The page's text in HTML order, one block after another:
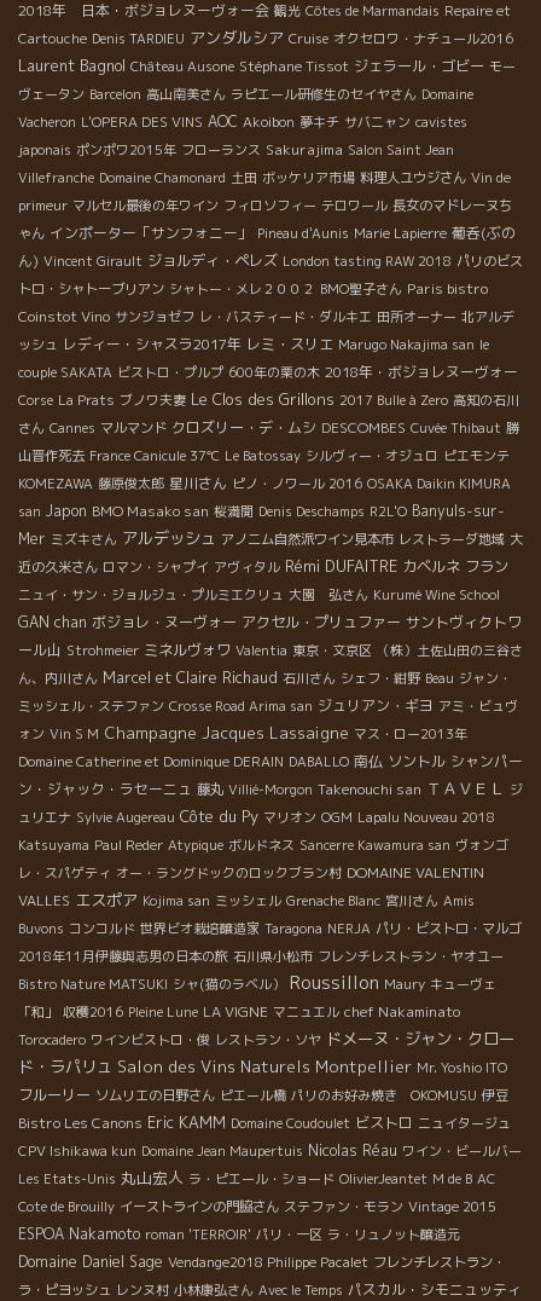
2018年 日本・ボジョレヌーヴォー会 観光 Côtes de Marmandais Repaire et
Cartouche Denis TARDIEU アンダルシア Cruise オクセロワ・ナチュール2016
Laurent Bagnol Château Ausone Stéphane Tissot ジェラール・ゴビー モー
ヴェータン Barcelon 高山南美さん ラピエール研修生のセイヤさん Domaine
Vacheron L'OPERA DES VINS AOC Akoibon 夢キチ サバニャン cavistes
japonais ポンポワ2015年 フローランス Sakurajima Salon Saint Jean
Villefranche Domaine Chamonard 土田 ボッケリア市場 料理人ユウジさん Vin de
primeur マルセル最後の年ワイン フィロソフィー テロワール 長女のマドレーヌち
ゃん インポーター「サンフォニー」 Pineau d'Aunis Marie Lapierre 葡呑(ぶの
ん) Vincent Girault ジョルディ・ペレズ London tasting RAW 2018 パリのビス
トロ・シャトーブリアン シャトー・メレ２００２ BMO聖子さん Paris bistro
Coinstot Vino サンジョゼフ レ・バスティード・ダルキエ 田所オーナー 北アルデ
ッシュ レディー・シャスラ2017年 レミ・スリエ Marugo Nakajima san le
couple SAKATA ビストロ・プルプ 600年の栗の木 2018年・ボジョレヌーヴォー
Corse La Prats ブノワ夫妻 Le Clos des Grillons 2017 Bulle à Zero 高知の石川
さん Cannes マルマンド クロズリー・デ・ムシ DESCOMBES Cuvée Thibaut 勝
山晋作死去 France Canicule 37℃ Le Batossay シルヴィー・オジュロ ピエモンテ
KOMEZAWA 藤原俊太郎 星川さん ピノ・ノワール 2016 OSAKA Daikin KIMURA
san Japon BMO Masako san 桜満開 Denis Deschamps R2L'O Banyuls-sur-
Mer ミズキさん アルデッシュ アノニム自然派ワイン見本市 レストラーダ地域 大
近の久米さん ロマン・シャプイ アヴィタル Rémi DUFAITRE カベルネ フラン
ニュイ・サン・ジョルジュ・プルミエクリュ 大園 弘さん Kurumé Wine School
GAN chan ボジョレ・ヌーヴォー アクセル・プリュファー サントヴィクトワ
ール山 Strohmeier ミネルヴォワ Valentia 東京・文京区
（株）土佐山田の三谷さ
ん、内川さん Marcel et Claire Richaud 石川さん シェフ・紺野 Beau ジャン・
ミッシェル・ステファン Crosse Road Arima san ジュリアン・ギヨ アミ・ビュヴ
ォン Vin S M Champagne Jacques Lassaigne マス・ロー2013年
Domaine Catherine et Dominique DERAIN DABALLO 南仏 ソントル シャンパー
ン・ジャック・ラセーニュ 藤丸 Villié-Morgon Takenouchi san ＴＡＶＥＬ ジ
ュリエナ Sylvie Augereau Côte du Py マリオン OGM Lapalu Nouveau 2018
Katsuyama Paul Reder Atypique ボルドネス Sancerre Kawamura san ヴォンゴ
レ・スパゲティ オー・ラングドックのロックブラン村 DOMAINE VALENTIN
VALLES エスポア Kojima san ミッシェル Grenache Blanc 宮川さん Amis
Buvons コンコルド 世界ビオ栽培醸造家 Taragona NERJA パリ・ビストロ・マルゴ
2018年11月伊藤與志男の日本の旅 石川県小松市 フレンチレストラン・ヤオユー
Bistro Nature MATSUKI シャ(猫のラベル） Roussillon Maury キューヴェ
「和」
収穫2016 Pleine Lune LA VIGNE マニュエル chef Nakaminato
Torocadero ワインビストロ・俊 レストラン・ソヤ ドメーヌ・ジャン・クロー
ド・ラパリュ Salon des Vins Naturels Montpellier Mr. Yoshio ITO
フルーリー ソムリエの日野さん ピエール橋 パリのお好み焼き OKOMUSU 伊豆
Bistro Les Canons Eric KAMM Domaine Coudoulet ビストロ ニュイタージュ
CPV Ishikawa kun Domaine Jean Maupertuis Nicolas Réau ワイン・ビールバー
Les Etats-Unis 丸山宏人 ラ・ピエール・ショード OlivierJeantet M de B AC
Cote de Brouilly イーストラインの門脇さん ステファン・モラン Vintage 2015
ESPOA Nakamoto roman 'TERROIR' パリ・一区 ラ・リュノット醸造元
Domaine Daniel Sage Vendange2018 Philippe Pacalet フレンチレストラン・
ラ・ピヨッシュ レンヌ村 小林康弘さん Avec le Temps パスカル・シモニュッティ